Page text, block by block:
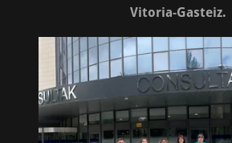
Vitoria-Gasteiz.